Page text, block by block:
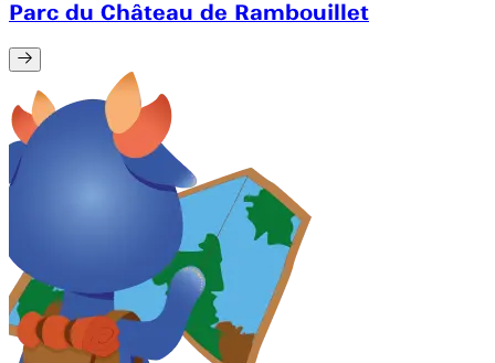
Parc du Château de Rambouillet